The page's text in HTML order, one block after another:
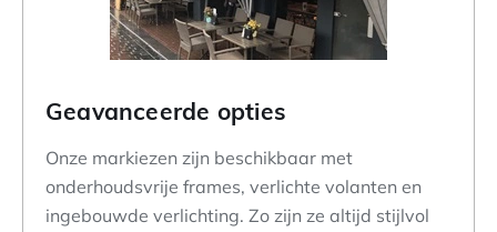
Geavanceerde opties
Onze markiezen zijn beschikbaar met
onderhoudsvrije frames, verlichte volanten en
ingebouwde verlichting. Zo zijn ze altijd stijlvol